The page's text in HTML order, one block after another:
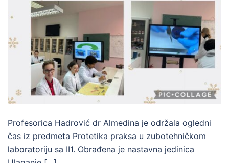
Profesorica Hadrović dr Almedina je održala ogledni
čas iz predmeta Protetika praksa u zubotehničkom
laboratoriju sa II1. Obrađena je nastavna jedinica